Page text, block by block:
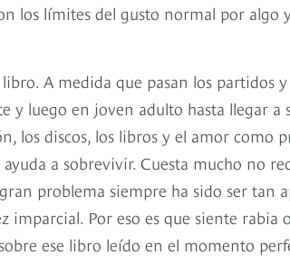
los límites del gusto normal por algo
A medida que pasan los partidos
y luego en joven adulto hasta llegar a
los discos, los libros y el amor como
a sobrevivir. Cuesta mucho no
problema siempre ha sido ser tan
Por eso es que siente rabia
ese libro leído en el momento